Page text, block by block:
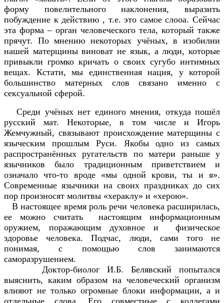
форму повелительного наклонения, выразить
побуждение к действию , т.е. это самое слооа. Сейчас
эта форма – орган человеческого тела, который также
прячут. По мнению некоторых учёных, в изобилии
нашей матерщины виноват не язык, а люди, которые
привыкли громко кричать о своих сугубо интимных
вещах. Кстати, мы единственная нация, у которой
большинство матерных слов связано именно с
сексуальной сферой.
Среди учёных нет единого мнения, откуда пошёл
русский мат. Некоторые, в том числе и Игорь
Жемчужный, связывают происхождение матерщины с
языческим прошлым Руси. Якобы одно из самых
распространённых ругательств по матери раньше у
язычников было традиционным приветствием и
означало что-то вроде «мы одной крови, ты и я».
Современные язычники на своих праздниках до сих
пор произносят молитвы «хераклу» и «херою».
В настоящее время роль речи человека расширилась,
ее можно считать настоящим информационным
оружием, поражающим духовное и физическое
здоровье человека. Подчас, люди, сами того не
понимая, с помощью слов занимаются
саморазрушением.
Доктор-биолог И.Б. Белявский попытался
выяснить, каким образом на человеческий организм
влияют не только огромные блоки информации, а и
отдельные слова. Его совместные с коллегами